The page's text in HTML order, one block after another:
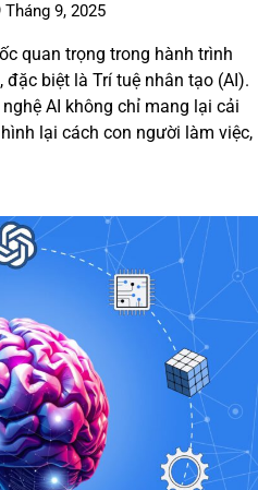
Tháng 9, 2025
quan trọng trong hành trình
biệt là Trí tuệ nhân tạo (AI).
AI không chỉ mang lại cải
lại cách con người làm việc,